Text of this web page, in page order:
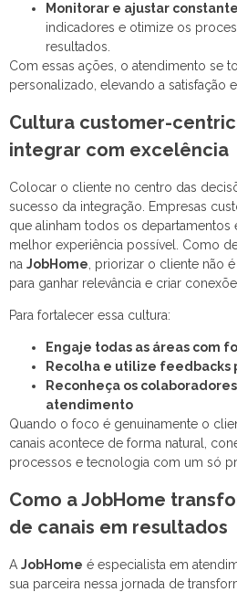
Monitorar e ajustar
indicadores e otimize os
resultados.
Com essas ações, o atendimento se
personalizado, elevando a satisfação
Cultura customer-
integrar com excelência
Colocar o cliente no centro das
sucesso da integração. Empresas
que alinham todos os
melhor experiência possível. Como
na JobHome , priorizar o cliente não
para ganhar relevância e criar
Para fortalecer essa cultura:
Engaje todas as áreas com
Recolha e utilize feedbacks
Reconheça os
atendimento
Quando o foco é genuinamente o
canais acontece de forma natural,
processos e tecnologia com um só
Como a JobHome
de canais em resultados
A JobHome é especialista em
sua parceira nessa jornada de